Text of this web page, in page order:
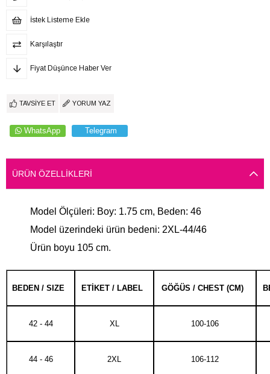
İstek Listeme Ekle
Karşılaştır
Fiyat Düşünce Haber Ver
TAVSIYE ET YORUM YAZ
WhatsApp Telegram
ÜRÜN ÖZELLIKLERI
Model Ölçüleri: Boy: 1.75 cm, Beden: 46
Model üzerindeki ürün bedeni: 2XL-44/46
Ürün boyu 105 cm.
BEDEN / SIZE ETİKET / LABEL GÖĞÜS / CHEST (CM)
42 - 44 XL 100-106
44 - 46 2XL 106-112